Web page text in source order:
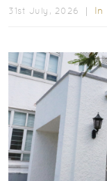
31st July, 2026 ｜ In